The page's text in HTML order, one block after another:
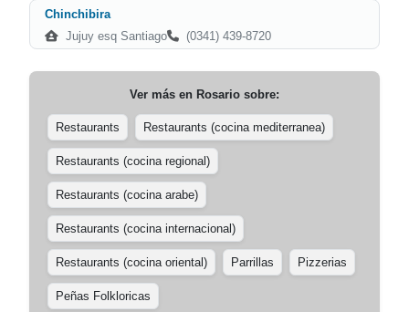
Chinchibira
Jujuy esq Santiago
(0341) 439-8720
Ver más en Rosario sobre:
Restaurants Restaurants (cocina mediterranea)
Restaurants (cocina regional)
Restaurants (cocina arabe)
Restaurants (cocina internacional)
Restaurants (cocina oriental) Parrillas Pizzerias
Peñas Folkloricas